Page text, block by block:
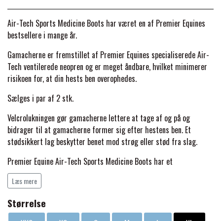
TERAPI PRODUKTER
HUER & HALSTØRKLÆDER
GAVEARTIKLER VOKSNE
INSEKTBESKYTTELSE
HESTEBOLCHER & TREATS
TILSKUD & VITAMINER
STALD & FOLD
SKO & SMEDEVÆRKTØJ
TRAVDÆKKEN & TILBEHØR
SKO & VÆRKTØJ
VOGNE & TILBEHØR
TRAV KUSK
PONYTRAV
GALOP
PREMIER EQUINE LINERS & DÆKKEN
TILBEHØR
PREMIER EQUINE WALKER & RIDEDÆKKEN
PREMIER EQUINE INSEKTBESKYTTELSE
PREMIER EQUINE MAGNET & INFRARØD
TERAPI
PREMIER EQUINE GRIMER & TRÆKTOV
PREMIER EQUINE TRENSE & TILBEHØR
CARR & DAY & MARTIN
CUSTOM
EMIN
FENWICK LIQUID TITANIUM®
Air-Tech Sports Medicine Boots har været en af Premier Equines
bestsellere i mange år.
Gamacherne er fremstillet af Premier Equines specialiserede Air-
Tech ventilerede neopren og er meget åndbare, hvilket minimerer
risikoen for, at din hests ben overophedes.
Sælges i par af 2 stk.
Velcrolukningen gør gamacherne lettere at tage af og på og
bidrager til at gamacherne former sig efter hestens ben. Et
stødsikkert lag beskytter benet mod strøg eller stød fra slag.
Premier Equine Air-Tech Sports Medicine Boots har et
fugttransporterende jersey foer, der optimerer tørring og har en
blød inderside, ideel til heste med følsom hud.
Gamacherne er anatomisk designet og anbefales af dyrlæger med
det formål at støtte alle større sener og ledbånd i din hests ben.
Læs mere
Størrelse